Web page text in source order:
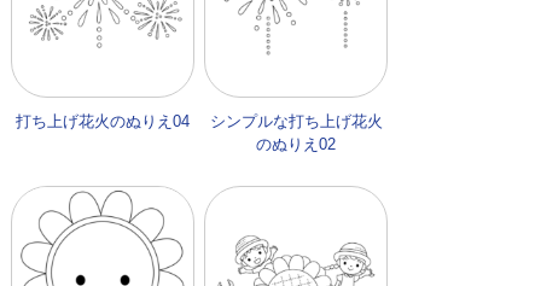
打ち上げ花火のぬりえ04
シンプルな打ち上げ花火
のぬりえ02